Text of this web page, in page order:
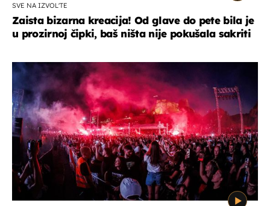
SVE NA IZVOL'TE
Zaista bizarna kreacija! Od glave do pete bila je
u prozirnoj čipki, baš ništa nije pokušala sakriti